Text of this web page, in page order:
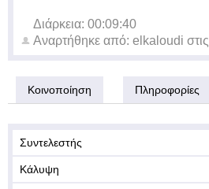
Διάρκεια: 00:09:40
Αναρτήθηκε από: elkaloudi στις
Κοινοποίηση Πληροφορίες
Συντελεστής
Κάλυψη